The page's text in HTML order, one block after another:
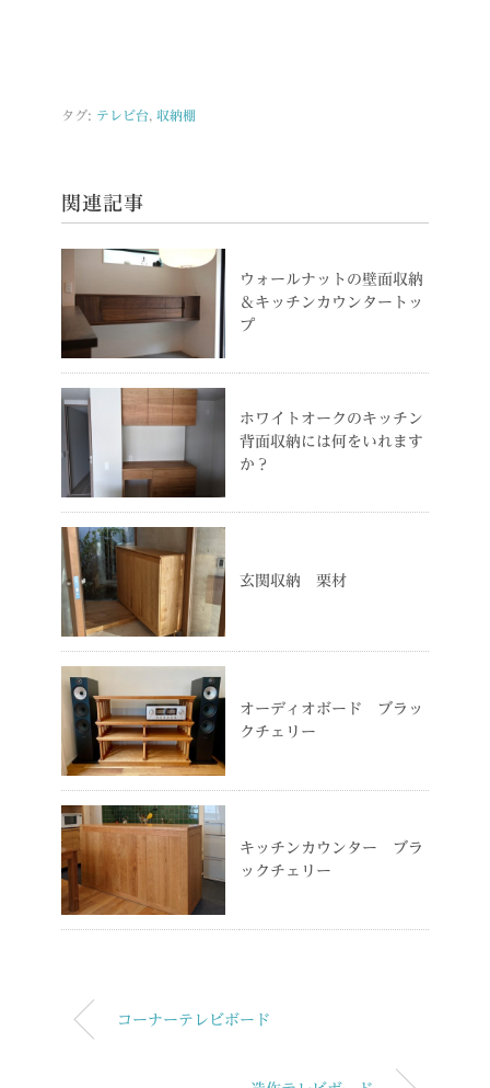
タグ: テレビ台 収納棚
関連記事
ウォールナットの壁面収納
＆キッチンカウンタートッ
プ
ホワイトオークのキッチン
背面収納には何をいれます
か？
玄関収納 栗材
オーディオボード ブラッ
クチェリー
キッチンカウンター ブラ
ックチェリー
コーナーテレビボード